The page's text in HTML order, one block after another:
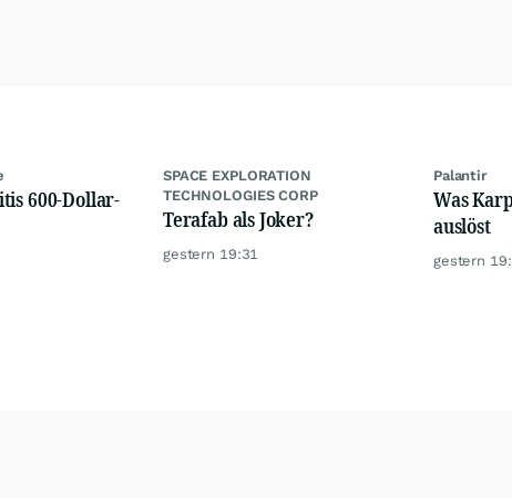
600-Dollar-
SPACE EXPLORATION
TECHNOLOGIES CORP
Terafab als Joker?
gestern 19:31
Palantir
Was
auslöst
gestern